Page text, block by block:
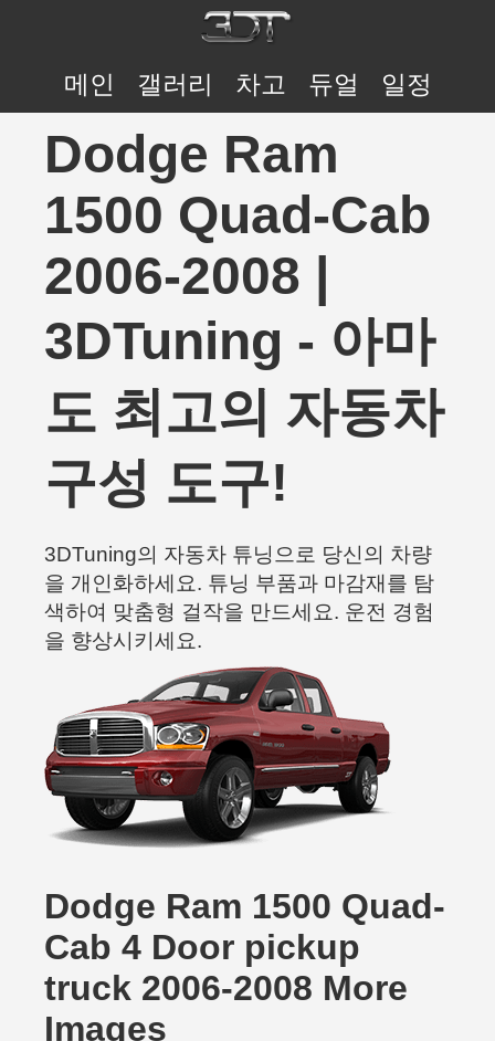
메인 갤러리 차고 듀얼 일정
Dodge Ram
1500 Quad-Cab
2006-2008 |
3DTuning - 아마
도 최고의 자동차
구성 도구!
3DTuning의 자동차 튜닝으로 당신의 차량
을 개인화하세요. 튜닝 부품과 마감재를 탐
색하여 맞춤형 걸작을 만드세요. 운전 경험
을 향상시키세요.
Dodge Ram 1500 Quad-
Cab 4 Door pickup
truck 2006-2008 More
Images